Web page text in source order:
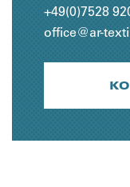
+49(0)7528
office@ar-